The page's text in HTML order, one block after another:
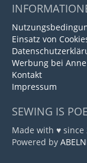
Einsatz von
Werbung bei Anne
Kontakt
Impressum
SEWING IS
Made with ♥ since
Powered by